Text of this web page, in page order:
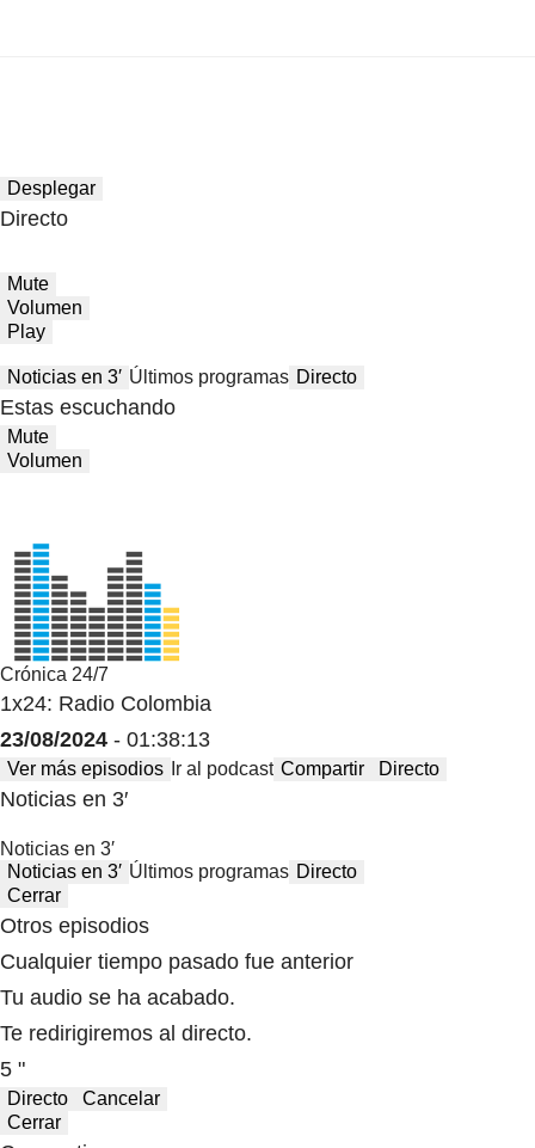
Desplegar
Directo
Mute
Volumen
Play
Noticias en 3′ Últimos programas Directo
Estas escuchando
Mute
Volumen
Crónica 24/7
1x24: Radio Colombia
23/08/2024 - 01:38:13
Ver más episodios Ir al podcast Compartir Directo
Noticias en 3′
Noticias en 3′
Noticias en 3′ Últimos programas Directo
Cerrar
Otros episodios
Cualquier tiempo pasado fue anterior
Tu audio se ha acabado.
Te redirigiremos al directo.
5 "
Directo
Cancelar
Cerrar